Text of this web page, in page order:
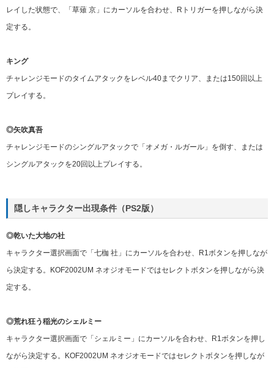
レイした状態で、「草薙 京」にカーソルを合わせ、Rトリガーを押しながら決
定する。
キング
チャレンジモードのタイムアタックをレベル40までクリア、または150回以上
プレイする。
◎矢吹真吾
チャレンジモードのシングルアタックで「オメガ・ルガール」を倒す、または
シングルアタックを20回以上プレイする。
隠しキャラクター出現条件（PS2版）
◎乾いた大地の社
キャラクター選択画面で「七枷 社」にカーソルを合わせ、R1ボタンを押しなが
ら決定する。KOF2002UM ネオジオモードではセレクトボタンを押しながら決
定する。
◎荒れ狂う稲光のシェルミー
キャラクター選択画面で「シェルミー」にカーソルを合わせ、R1ボタンを押し
ながら決定する。KOF2002UM ネオジオモードではセレクトボタンを押しなが